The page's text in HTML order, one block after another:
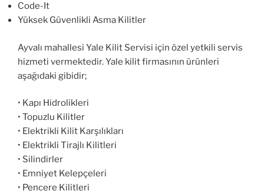
Code-It
Yüksek Güvenlikli Asma Kilitler
Ayvalı mahallesi Yale Kilit Servisi için özel yetkili servis
hizmeti vermektedir. Yale kilit firmasının ürünleri
aşağıdaki gibidir;
• Kapı Hidrolikleri
• Topuzlu Kilitler
• Elektrikli Kilit Karşılıkları
• Elektrikli Tirajlı Kilitleri
• Silindirler
• Emniyet Kelepçeleri
• Pencere Kilitleri